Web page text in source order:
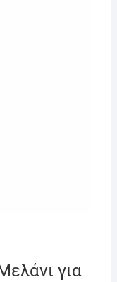
για